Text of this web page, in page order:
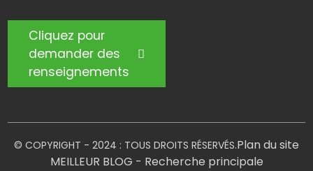
Cliquez pour
demander des
renseignements
© COPYRIGHT - 2024 : TOUS DROITS RÉSERVÉS.Plan du site
MEILLEUR BLOG - Recherche principale